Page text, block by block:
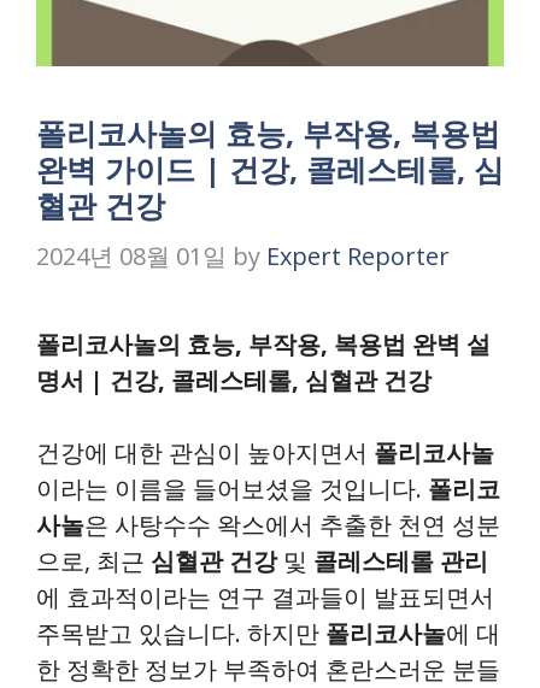
폴리코사놀의 효능, 부작용, 복용법
완벽 가이드 | 건강, 콜레스테롤, 심
혈관 건강
2024년 08월 01일 by Expert Reporter
폴리코사놀의 효능, 부작용, 복용법 완벽 설
명서 | 건강, 콜레스테롤, 심혈관 건강
건강에 대한 관심이 높아지면서 폴리코사놀
이라는 이름을 들어보셨을 것입니다. 폴리코
사놀은 사탕수수 왁스에서 추출한 천연 성분
으로, 최근 심혈관 건강및 콜레스테롤 관리
에 효과적이라는 연구 결과들이 발표되면서
주목받고 있습니다. 하지만 폴리코사놀에 대
한 정확한 정보가 부족하여 혼란스러운 분들